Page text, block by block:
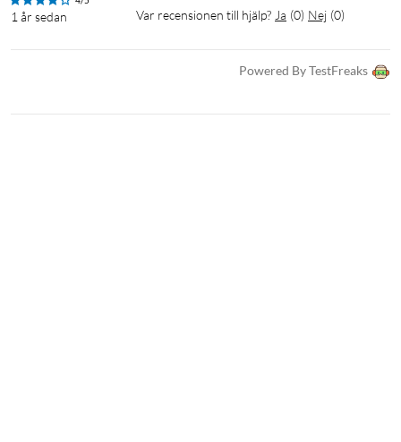
1 år sedan Var recensionen till hjälp? Ja (0) Nej (0)
Powered By TestFreaks